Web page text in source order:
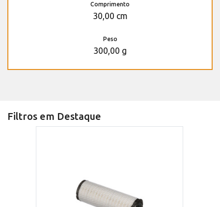
Comprimento
30,00 cm
Peso
300,00 g
Filtros em Destaque